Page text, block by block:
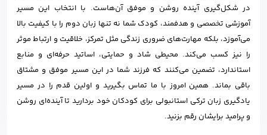
در شکل‌گیری آینده روشن و موفق آن‌هاست. با انتخاب این مسیر
آموزشی تخصصی و هدفمند، کودک شما نه تنها زبان دوم را با کیفیت بالا
می‌آموزد، بلکه مهارت‌های ضروری زندگی مثل تمرکز، خلاقیت و ارتباط موثر
را نیز کسب می‌کند. محیطی شاد و حمایتی، اساتید حرفه‌ای و منابع
استاندارد، تضمین می‌کنند که فرزند شما در این مسیر موفق و مشتاق
باقی بماند. همین امروز با ما تماس بگیرید و اولین قدم را در مسیر
یادگیری زبان ترکی استانبولی برای کودکان خود بردارید تا آینده‌ای روشن
و پرامید برایشان رقم بزنید.